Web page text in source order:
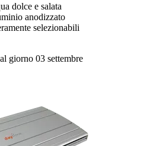
dolce e salata
anodizzato
selezionabili
giorno 03 settembre